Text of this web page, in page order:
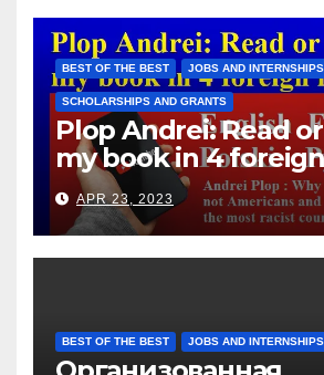
immigrants without
them for the days
BEST OF THE BEST JOBS AND INTERNSHIPS
SCHOLARSHIPS AND GRANTS
Plop Andrei: Read
my book in 4
languages
APR 23, 2023
BEST OF THE BEST JOBS AND INTERNSHIPS